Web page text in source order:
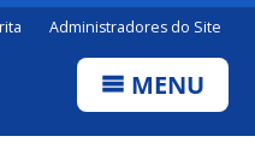
Administradores do Site
MENU